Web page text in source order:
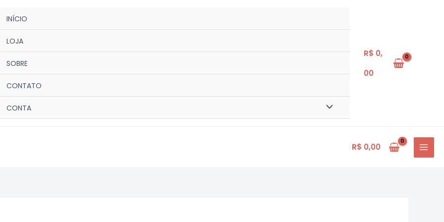
INÍCIO
LOJA
SOBRE
CONTATO
CONTA
R$ 0,
00
R$ 0,00